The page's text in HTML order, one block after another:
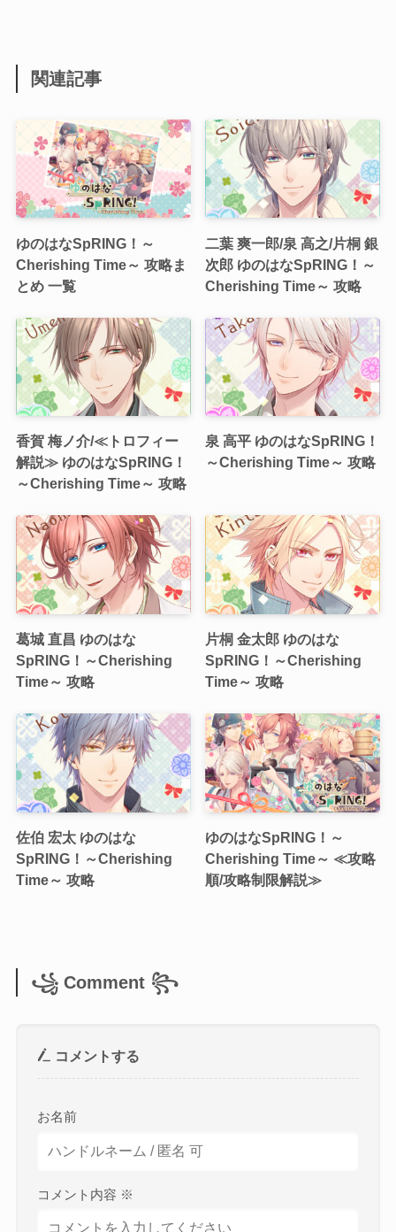
関連記事
ゆのはなSpRING！～
Cherishing Time～ 攻略ま
とめ 一覧
二葉 爽一郎/泉 高之/片桐 銀
次郎 ゆのはなSpRING！～
Cherishing Time～ 攻略
香賀 梅ノ介/≪トロフィー
解説≫ ゆのはなSpRING！
～Cherishing Time～ 攻略
泉 高平 ゆのはなSpRING！
～Cherishing Time～ 攻略
葛城 直昌 ゆのはな
SpRING！～Cherishing
Time～ 攻略
片桐 金太郎 ゆのはな
SpRING！～Cherishing
Time～ 攻略
佐伯 宏太 ゆのはな
SpRING！～Cherishing
Time～ 攻略
ゆのはなSpRING！～
Cherishing Time～ ≪攻略
順/攻略制限解説≫
꧁ Comment ꧂
コメントする
お名前
コメント内容 ※